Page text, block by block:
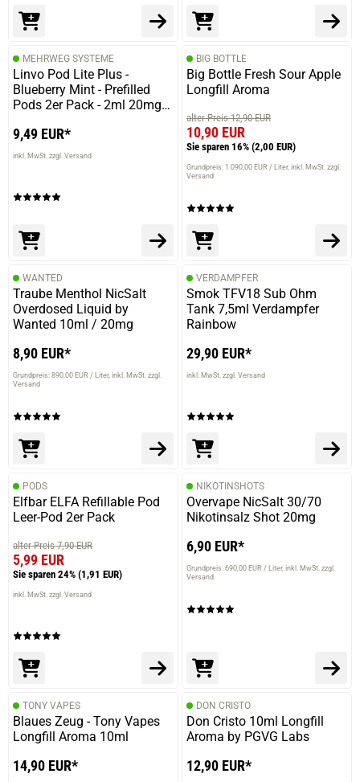
prev next
MEHRWEG SYSTEME
Linvo Pod Lite Plus -
Blueberry Mint - Prefilled
Pods 2er Pack - 2ml 20mg
9,49 EUR*
inkl. MwSt. zzgl. Versand
BIG BOTTLE
Big Bottle Fresh Sour Apple
Longfill Aroma
alter Preis 12,90 EUR
10,90 EUR
Sie sparen 16% (2,00 EUR)
Grundpreis: 1.090,00 EUR / Liter inkl. MwSt. zzgl.
Versand
WANTED
Traube Menthol NicSalt
Overdosed Liquid by
Wanted 10ml / 20mg
8,90 EUR*
Grundpreis: 890,00 EUR / Liter inkl. MwSt. zzgl.
Versand
VERDAMPFER
Smok TFV18 Sub Ohm
Tank 7,5ml Verdampfer
Rainbow
29,90 EUR*
inkl. MwSt. zzgl. Versand
PODS
Elfbar ELFA Refillable Pod
Leer-Pod 2er Pack
alter Preis 7,90 EUR
5,99 EUR
Sie sparen 24% (1,91 EUR)
inkl. MwSt. zzgl. Versand
NIKOTINSHOTS
Overvape NicSalt 30/70
Nikotinsalz Shot 20mg
6,90 EUR*
Grundpreis: 690,00 EUR / Liter inkl. MwSt. zzgl.
Versand
TONY VAPES
Blaues Zeug - Tony Vapes
Longfill Aroma 10ml
14,90 EUR*
DON CRISTO
Don Cristo 10ml Longfill
Aroma by PGVG Labs
12,90 EUR*